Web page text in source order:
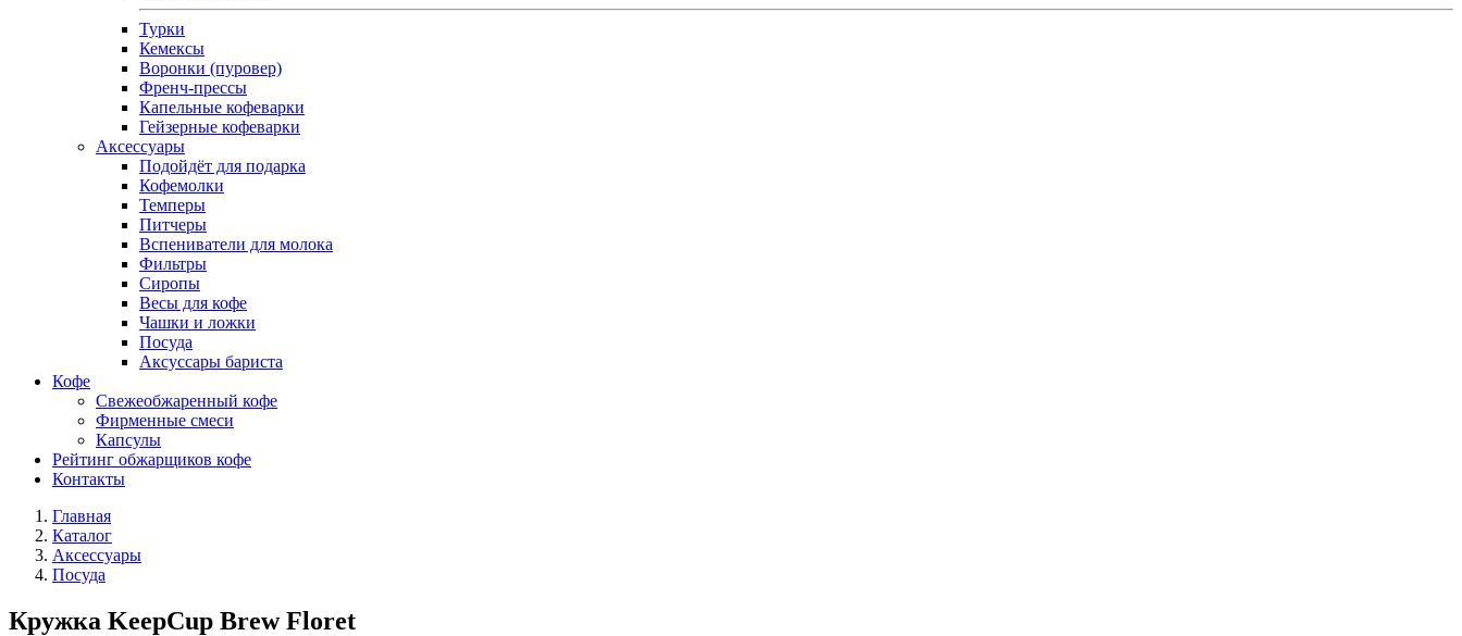
Турки
Кемексы
Воронки (пуровер)
Френч-прессы
Капельные кофеварки
Гейзерные кофеварки
Аксессуары
Подойдёт для подарка
Кофемолки
Темперы
Питчеры
Вспениватели для молока
Фильтры
Сиропы
Весы для кофе
Чашки и ложки
Посуда
Аксуссары бариста
Кофе
Свежеобжаренный кофе
Фирменные смеси
Капсулы
Рейтинг обжарщиков кофе
Контакты
Главная
Каталог
Аксессуары
Посуда
Кружка KeepCup Вrew Floret